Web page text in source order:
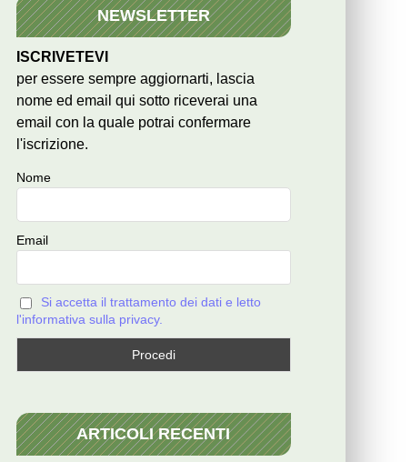
NEWSLETTER
ISCRIVETEVI
per essere sempre aggiornarti, lascia
nome ed email qui sotto riceverai una
email con la quale potrai confermare
l'iscrizione.
Nome
Email
Si accetta il trattamento dei dati e letto
l'informativa sulla privacy.
ARTICOLI RECENTI